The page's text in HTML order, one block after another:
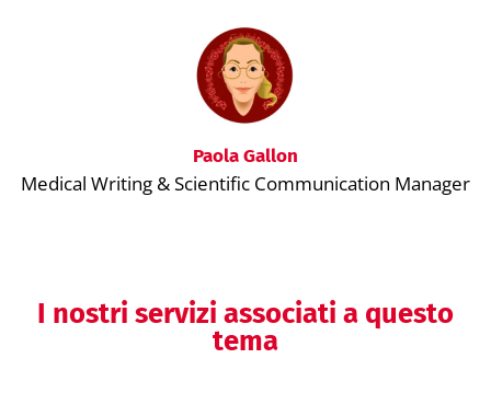
Paola Gallon
Medical Writing & Scientific Communication Manager
I nostri servizi associati a questo
tema